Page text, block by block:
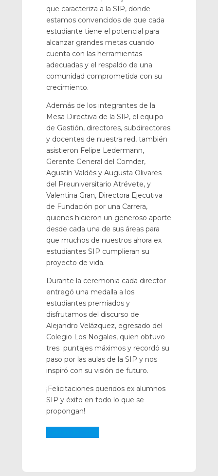
que caracteriza a la SIP, donde
estamos convencidos de que cada
estudiante tiene el potencial para
alcanzar grandes metas cuando
cuenta con las herramientas
adecuadas y el respaldo de una
comunidad comprometida con su
crecimiento.
Además de los integrantes de la
Mesa Directiva de la SIP, el equipo
de Gestión, directores, subdirectores
y docentes de nuestra red, también
asistieron Felipe Ledermann,
Gerente General del Comder,
Agustín Valdés y Augusta Olivares
del Preuniversitario Atrévete, y
Valentina Gran, Directora Ejecutiva
de Fundación por una Carrera,
quienes hicieron un generoso aporte
desde cada una de sus áreas para
que muchos de nuestros ahora ex
estudiantes SIP cumplieran su
proyecto de vida.
Durante la ceremonia cada director
entregó una medalla a los
estudiantes premiados y
disfrutamos del discurso de
Alejandro Velázquez, egresado del
Colegio Los Nogales, quien obtuvo
tres puntajes máximos y recordó su
paso por las aulas de la SIP y nos
inspiró con su visión de futuro.
¡Felicitaciones queridos ex alumnos
SIP y éxito en todo lo que se
propongan!